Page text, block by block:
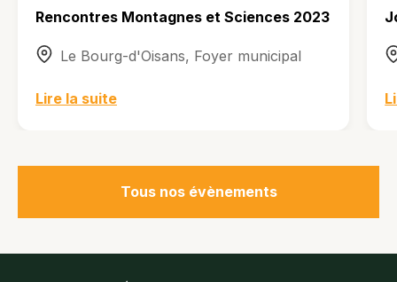
Rencontres Montagnes et Sciences 2023
Le Bourg-d'Oisans, Foyer municipal
Lire la suite
Tous nos évènements